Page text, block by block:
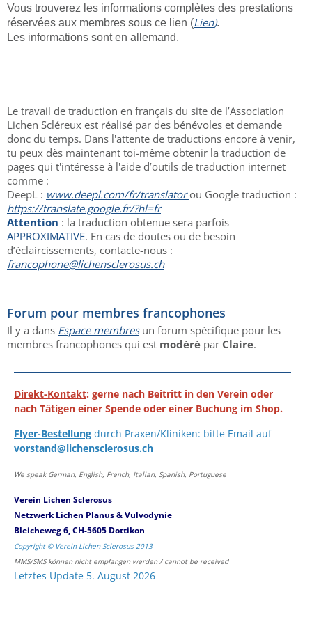
Vous trouverez les informations complètes des prestations
réservées aux membres sous ce lien (Lien).
Les informations sont en allemand.
Le travail de traduction en français du site de l’Association
Lichen Scléreux est réalisé par des bénévoles et demande
donc du temps. Dans l'attente de traductions encore à venir,
tu peux dès maintenant toi-même obtenir la traduction de
pages qui t'intéresse à l'aide d’outils de traduction internet
comme :
DeepL : www.deepl.com/fr/translatorou Google traduction :
https://translate.google.fr/?hl=fr
Attention : la traduction obtenue sera parfois
APPROXIMATIVE. En cas de doutes ou de besoin
d’éclaircissements, contacte-nous :
francophone@lichensclerosus.ch
Forum pour membres francophones
Il y a dans Espace membresun forum spécifique pour les
membres francophones qui est modéré par Claire.
Direkt-Kontakt: gerne nach Beitritt in den Verein oder
nach Tätigen einer Spende oder einer Buchung im Shop.
Flyer-Bestellung durch Praxen/Kliniken: bitte Email auf
vorstand@lichensclerosus.ch
We speak German, English, French, Italian, Spanish, Portuguese
Verein Lichen Sclerosus
Netzwerk Lichen Planus & Vulvodynie
Bleicheweg 6, CH-5605 Dottikon
Copyright © Verein Lichen Sclerosus 2013
MMS/SMS können nicht empfangen werden / cannot be received
Letztes Update 5. August 2026